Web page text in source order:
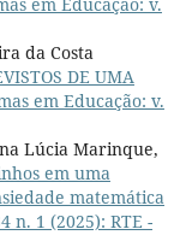
em Educação: v.
da Costa
DE UMA
em Educação: v.
Lúcia Marinque,
em uma
matemática
n. 1 (2025): RTE -